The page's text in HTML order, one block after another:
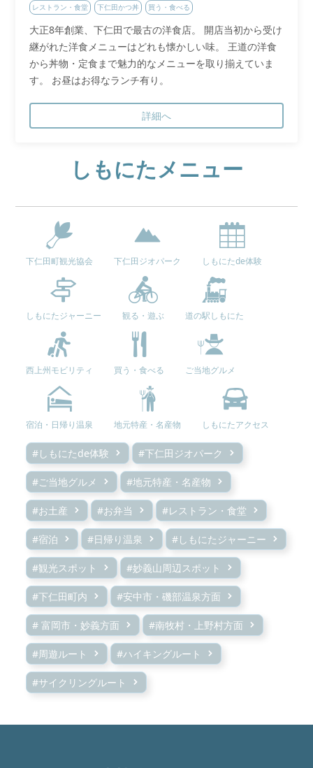
レストラン・食堂 下仁田かつ丼 買う・食べる
大正8年創業、下仁田で最古の洋食店。 開店当初から受け
継がれた洋食メニューはどれも懐かしい味。 王道の洋食
から丼物・定食まで魅力的なメニューを取り揃えていま
す。 お昼はお得なランチ有り。
詳細へ
しもにたメニュー
下仁田町観光協会 下仁田ジオパーク しもにたde体験
しもにたジャーニー 観る・遊ぶ 道の駅しもにた
西上州モビリティ 買う・食べる ご当地グルメ
宿泊・日帰り温泉 地元特産・名産物 しもにたアクセス
#しもにたde体験 #下仁田ジオパーク
#ご当地グルメ #地元特産・名産物
#お土産 #お弁当 #レストラン・食堂
#宿泊 #日帰り温泉 #しもにたジャーニー
#観光スポット #妙義山周辺スポット
#下仁田町内 #安中市・磯部温泉方面
# 富岡市・妙義方面 #南牧村・上野村方面
#周遊ルート #ハイキングルート
#サイクリングルート